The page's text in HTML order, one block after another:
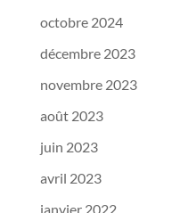
octobre 2024
décembre 2023
novembre 2023
août 2023
juin 2023
avril 2023
janvier 2022